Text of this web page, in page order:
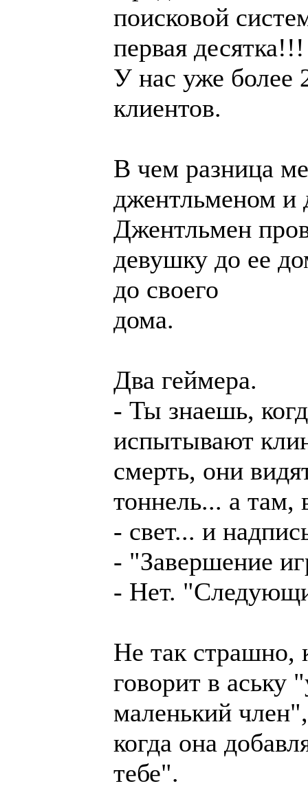
поисковой
первая десятка!!!
У нас уже более
клиентов.
В чем разница
джентльменом и
Джентльмен
девушку до ее
до своего
дома.
Два геймера.
- Ты знаешь,
испытывают
смерть, они
тоннель... а там,
- свет... и
- "Завершение
- Нет.
Не так страшно,
говорит в аську
маленький
когда она
тебе".